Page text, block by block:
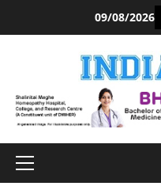
09/08/2026
Primary